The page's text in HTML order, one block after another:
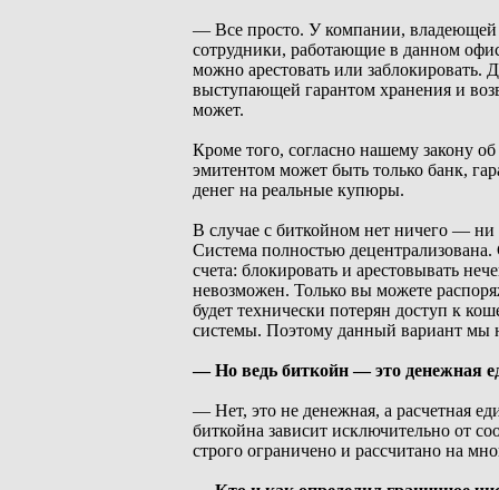
— Все просто. У компании, владеющей
сотрудники, работающие в данном
можно арестовать или заблокировать.
выступающей гарантом хранения и
может.
Кроме того, согласно нашему закону
эмитентом может быть только банк,
денег на реальные купюры.
В случае с биткойном нет ничего — ни
Система полностью децентрализована.
счета: блокировать и арестовывать
невозможен. Только вы можете
будет технически потерян доступ к
системы. Поэтому данный вариант мы
— Но ведь биткойн — это денежная
— Нет, это не денежная, а расчетная
биткойна зависит исключительно от
строго ограничено и рассчитано на